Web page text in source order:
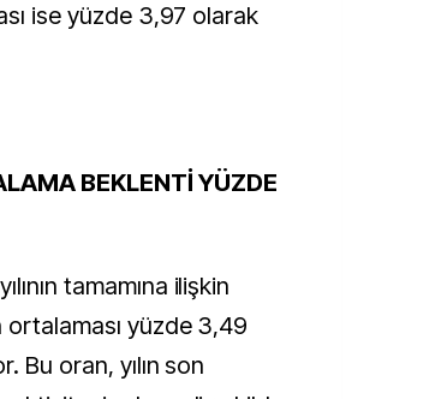
ise yüzde 3,97 olarak
BEKLENTİ YÜZDE
tamamına ilişkin
yüzde 3,49
Bu oran, yılın son